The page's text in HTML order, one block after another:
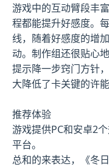
游戏中的​​互动臂段丰
程都能提升好感度。
线，随着好感度的增
动。制作组还很贴心
提示降一步窍门方针
大降低了卡关键的许能
推荐体验
游戏提供PC和安卓2
平台。
总和的来表达，《冬